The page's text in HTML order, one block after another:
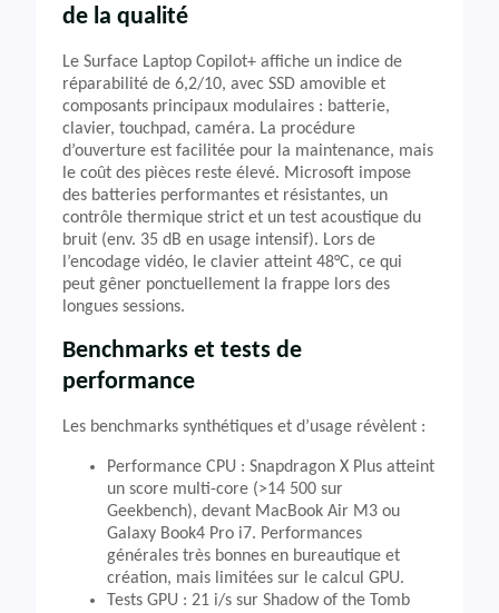
de la qualité
Le Surface Laptop Copilot+ affiche un indice de
réparabilité de 6,2/10, avec SSD amovible et
composants principaux modulaires : batterie,
clavier, touchpad, caméra. La procédure
d’ouverture est facilitée pour la maintenance, mais
le coût des pièces reste élevé. Microsoft impose
des batteries performantes et résistantes, un
contrôle thermique strict et un test acoustique du
bruit (env. 35 dB en usage intensif). Lors de
l’encodage vidéo, le clavier atteint 48°C, ce qui
peut gêner ponctuellement la frappe lors des
longues sessions.
Benchmarks et tests de
performance
Les benchmarks synthétiques et d’usage révèlent :
Performance CPU : Snapdragon X Plus atteint
un score multi-core (>14 500 sur
Geekbench), devant MacBook Air M3 ou
Galaxy Book4 Pro i7. Performances
générales très bonnes en bureautique et
création, mais limitées sur le calcul GPU.
Tests GPU : 21 i/s sur Shadow of the Tomb